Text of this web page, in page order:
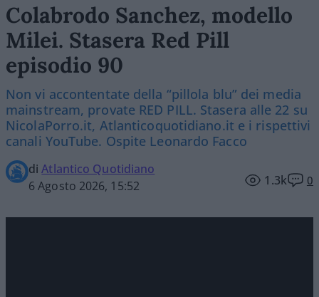
Colabrodo Sanchez, modello
Milei. Stasera Red Pill
episodio 90
Non vi accontentate della “pillola blu” dei media
mainstream, provate RED PILL. Stasera alle 22 su
NicolaPorro.it, Atlanticoquotidiano.it e i rispettivi
canali YouTube. Ospite Leonardo Facco
diAtlantico Quotidiano
6 Agosto 2026, 15:52
1.3k 0